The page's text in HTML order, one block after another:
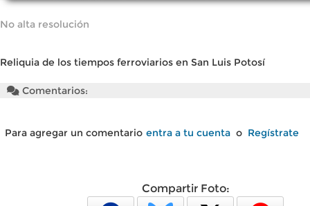
No alta resolución
Reliquia de los tiempos ferroviarios en San Luis Potosí
Comentarios:
Para agregar un comentario entra a tu cuenta o Regístrate
Compartir Foto: